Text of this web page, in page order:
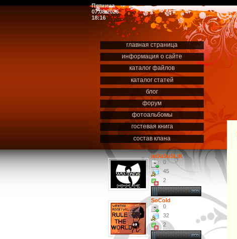
Пятница
07.08.2026
18:16
главная страница
информация о сайте
каталог файлов
каталог статей
блог
форум
фотоальбомы
гостевая книга
состав клана
InDaSuSLiK
0
45
2
SoCold
0
32
2